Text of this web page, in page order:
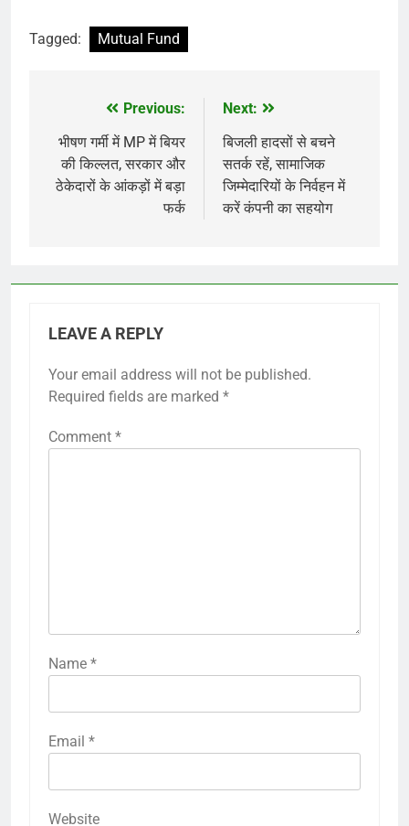
Tagged: Mutual Fund
navigation
Previous:
भीषण गर्मी में MP में बियर
की किल्लत, सरकार और
ठेकेदारों के आंकड़ों में बड़ा
फर्क
Next:
बिजली हादसों से बचने
सतर्क रहें, सामाजिक
जिम्मेदारियों के निर्वहन में
करें कंपनी का सहयोग
LEAVE A REPLY
Your email address will not be published.
Required fields are marked *
Comment *
Name *
Email *
Website